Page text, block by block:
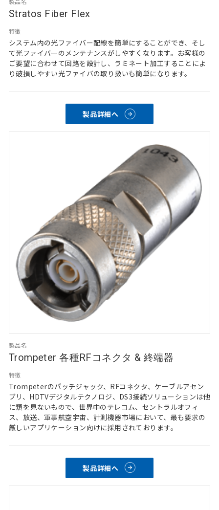
Stratos Fiber Flex
特徴
システム内の光ファイバー配線を簡単にすることができ、そし
て光ファイバーのメンテナンスがしやすくなります。お客様の
ご要望に合わせて回路を設計し、ラミネート加工することによ
り破損しやすい光ファイバの取り扱いも簡単になります。
製品名
Trompeter 各種RFコネクタ & 終端器
特徴
Trompeterのパッチジャック、RFコネクタ、ケーブルアセン
ブリ、HDTVデジタルテクノロジ、DS3接続ソリューションは他
に類を見ないもので、世界中のテレコム、セントラルオフィ
ス、放送、軍事航空宇宙、計測機器市場において、最も要求の
厳しいアプリケーション向けに採用されております。
製品詳細へ
製品詳細へ